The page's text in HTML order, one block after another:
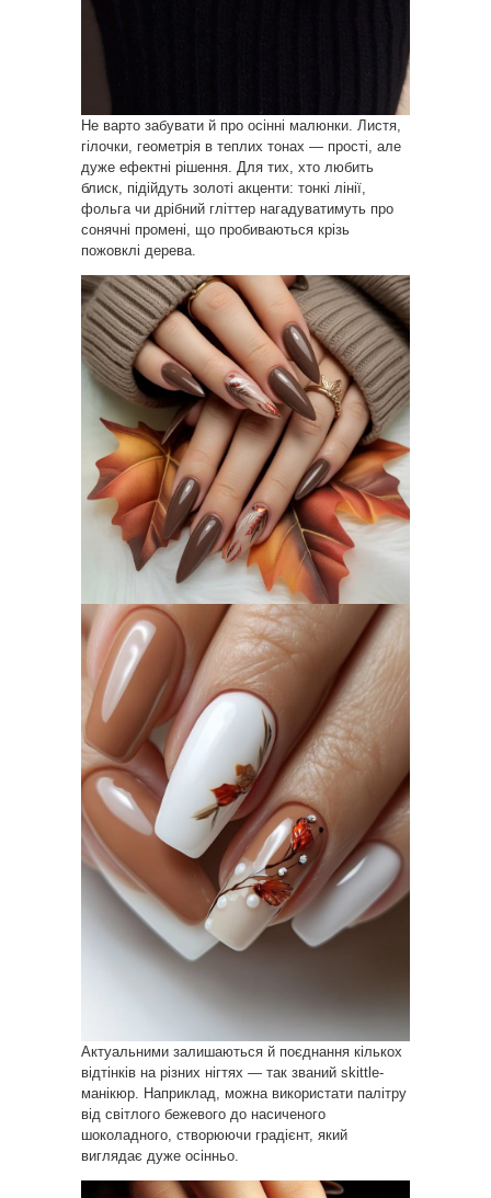
Не варто забувати й про осінні малюнки. Листя,
гілочки, геометрія в теплих тонах — прості, але
дуже ефектні рішення. Для тих, хто любить
блиск, підійдуть золоті акценти: тонкі лінії,
фольга чи дрібний гліттер нагадуватимуть про
сонячні промені, що пробиваються крізь
пожовклі дерева.
Актуальними залишаються й поєднання кількох
відтінків на різних нігтях — так званий skittle-
манікюр. Наприклад, можна використати палітру
від світлого бежевого до насиченого
шоколадного, створюючи градієнт, який
виглядає дуже осінньо.